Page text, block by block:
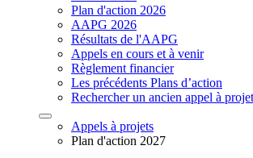
Plan d'action 2026
AAPG 2026
Résultats de l'AAPG
Appels en cours et à venir
Règlement financier
Les précédents Plans d’action
Rechercher un ancien appel à
Appels à projets
Plan d'action 2027